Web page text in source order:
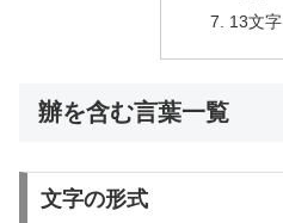
13文字
辦を含む言葉一覧
文字の形式